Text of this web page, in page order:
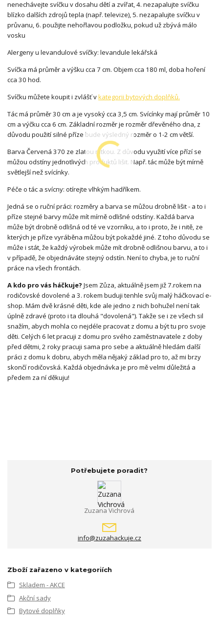
nenechávejte svíčku v dosahu dětí a zvířat, 4. nezapalujte svíčku
blízko dalších zdrojů tepla (např. televize), 5. nezapalujte svíčku v
průvanu, 6. použijte nehořlavou podložku, pokud už zbývá málo
vosku
Alergeny u levandulové svíčky: levandule lekářská
Svíčka má průměr a výšku cca 7 cm. Objem cca 180 ml, doba hoření
cca 30 hod.
Svíčku můžete koupit i zvlášť vkategorii bytových doplňků.
Tác má průměr 30 cm a je vysoký cca 3,5 cm. Svícínky mají průměr 10
cm a výčku cca 6 cm. Základní rozměr je rozměr dřevěného dna, z
důvodu použití silné příze bude výsledný rozměr o 1-2 cm větší.
Barva Červená 370 ze zlatou nitkou. Z důvodu využití více přízí se
můžou odstíny jednotlivých produktů lišit. Např. tác může být mírně
světlejší než svícínky.
Péče o tác a svícny: otírejte vlhkým hadříkem.
Jedná se o ruční práci: rozměry a barva se můžou drobně lišit - a to i
příze stejné barvy může mít mírně odlišné odstíny. Každá barva
může být drobně odlišná od té ve vzorníku, a to i proto, že i nitě, ze
kterých je příze vyráběna můžou být pokaždé jiné. Z toho důvodu se
může i stát, že každý výrobek může mít drobně odlišnou barvu, a to i
v případě, že objednáváte stejný odstín. Není to chyba, je to ruční
práce na všech frontách.
A kdo pro vás háčkuje? Jsem Zůza, aktuálně jsem již 7.rokem na
rodičovské dovolené a 3. rokem buduji tenhle svůj malý háčkovací e-
shop. Mám dvě krásné děti, kde ale jedno z nich bohužel není tak
úplně zdravé (proto i ta dlouhá "dovolená"). Takže se i ze všech sil
snažím, abych mohla co nejdéle pracovat z domu a být tu pro svoje
děti. Celých 6 let pracuji z domu pro svého zaměstnavatele z doby
před dětmi, 2 roky pracuji sama pro sebe a aktuálně hledám další
práci z domu k dobru, abych měla nějaký základ pro to, až mi brzy
skončí rodičovská. Každá objednávka je pro mě velmi důležitá a
předem za ní děkuju!
Potřebujete poradit?
Zuzana Vichrová
info@zuzahackuje.cz
Zboží zařazeno v kategoriích
Skladem - AKCE
Akční sady
Bytové doplňky